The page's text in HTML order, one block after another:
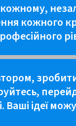
кожного
ідеї